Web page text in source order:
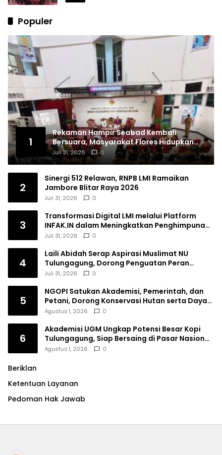
Populer
1
Rekaman Hampir Seabad Kembali
Bersuara, Masyarakat Flores Hidupkan
Lagi Ingatan Leluhur
Juli 31, 2026 0
2
Sinergi 512 Relawan, RNPB LMI Ramaikan
Jambore Blitar Raya 2026
Juli 31, 2026 0
3
Transformasi Digital LMI melalui Platform
INFAK.IN dalam Meningkatkan Penghimpunan
Dana Filantropi Islam
Juli 31, 2026 0
4
Laili Abidah Serap Aspirasi Muslimat NU
Tulungagung, Dorong Penguatan Peran
Perempuan
Juli 31, 2026 0
5
NGOPI Satukan Akademisi, Pemerintah, dan
Petani, Dorong Konservasi Hutan serta Daya
Saing Kopi Tulungagung
Agustus 1, 2026 0
6
Akademisi UGM Ungkap Potensi Besar Kopi
Tulungagung, Siap Bersaing di Pasar Nasional
hingga Dunia
Agustus 1, 2026 0
Beriklan
Ketentuan Layanan
Pedoman Hak Jawab